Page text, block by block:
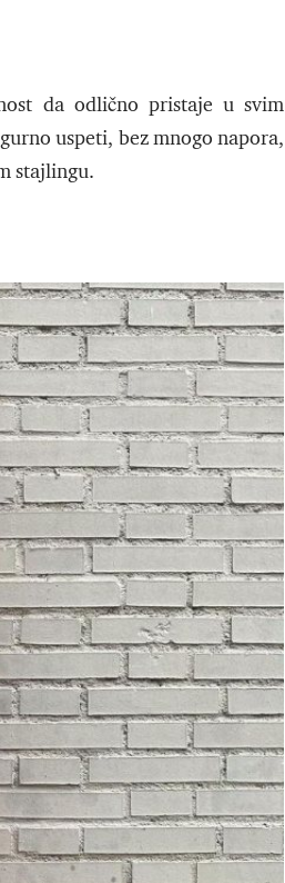
da odlično pristaje u svim
uspeti, bez mnogo napora,
stajlingu.